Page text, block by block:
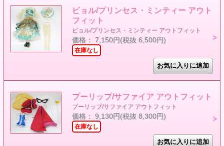
ビョル/プリンセス・ミンティー アウト
フィット
ビョル/プリンセス・ミンティー アウトフィット
価格： 7,150円(税抜 6,500円)
在庫なし
プーリップ/サファイア アウトフィット
プーリップ/サファイア アウトフィット
価格： 9,130円(税抜 8,300円)
在庫なし